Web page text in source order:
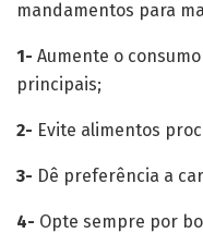
mandamentos para
1- Aumente o
principais;
2- Evite alimentos
3- Dê preferência a
4- Opte sempre por